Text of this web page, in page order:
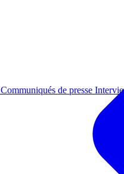
Communiqués de presse